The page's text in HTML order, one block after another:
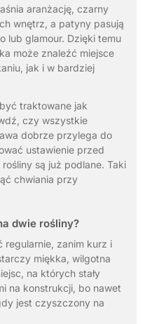
aranżację, czarny
wnętrz, a patyny pasują
lub glamour. Dzięki temu
może znaleźć miejsce
jak i w bardziej
traktowane jak
czy wszystkie
dobrze przylega do
ustawienie przed
są już podlane. Taki
chwiania przy
dwie rośliny?
regularnie, zanim kurz i
miękka, wilgotna
na których stały
na konstrukcji, bo nawet
jest czyszczony na